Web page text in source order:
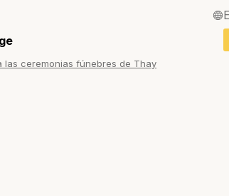
Français /
las ceremonias fúnebres de Thay